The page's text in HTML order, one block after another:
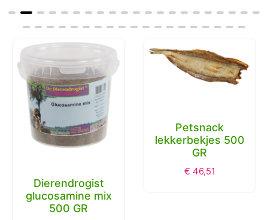
Dierendrogist
glucosamine mix
500 GR
Petsnack
lekkerbekjes 500
GR
€ 46,51